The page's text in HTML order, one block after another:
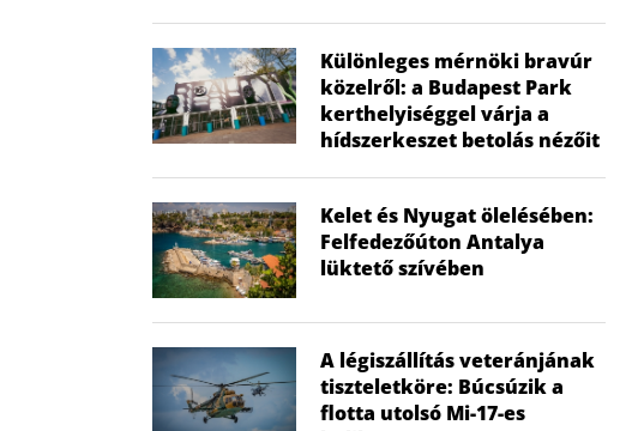
Különleges mérnöki bravúr
közelről: a Budapest Park
kerthelyiséggel várja a
hídszerkeszet betolás nézőit
Kelet és Nyugat ölelésében:
Felfedezőúton Antalya
lüktető szívében
A légiszállítás veteránjának
tiszteletköre: Búcsúzik a
flotta utolsó Mi-17-es